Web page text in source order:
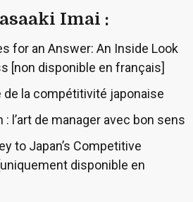
Imai :
for an Answer: An Inside Look
[non disponible en français]
de la compétitivité japonaise
: l’art de manager avec bon sens
to Japan’s Competitive
disponible en